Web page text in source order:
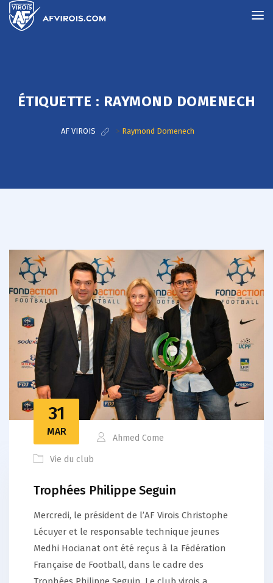
ÉTIQUETTE : RAYMOND DOMENECH
AF VIROIS > Raymond Domenech
31
MAR
Ahmed Come
Vie du club
Trophées Philippe Seguin
Mercredi, le président de l’AF Virois Christophe
Lécuyer et le responsable technique jeunes
Medhi Hocianat ont été reçus à la Fédération
Française de Football, dans le cadre des